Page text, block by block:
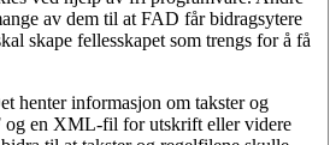
av dem til at FAD får bidragsytere
skape fellesskapet som trengs for å få
henter informasjon om takster og
og en XML-fil for utskrift eller videre